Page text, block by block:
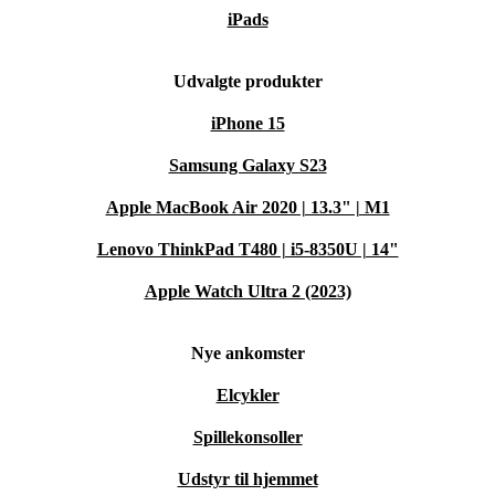
iPads
Udvalgte produkter
iPhone 15
Samsung Galaxy S23
Apple MacBook Air 2020 | 13.3" | M1
Lenovo ThinkPad T480 | i5-8350U | 14"
Apple Watch Ultra 2 (2023)
Nye ankomster
Elcykler
Spillekonsoller
Udstyr til hjemmet